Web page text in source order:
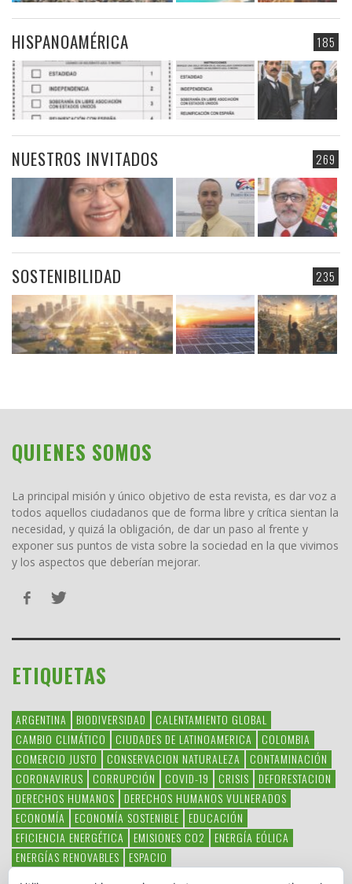
185
HISPANOAMÉRICA
269
NUESTROS INVITADOS
235
SOSTENIBILIDAD
QUIENES SOMOS
La principal misión y único objetivo de esta revista, es dar voz a
todos aquellos ciudadanos que de forma libre y crítica sientan la
necesidad, y quizá la obligación, de dar un paso al frente y
exponer sus puntos de vista sobre la sociedad en la que vivimos
y los aspectos que deberían mejorar.
ETIQUETAS
ARGENTINA BIODIVERSIDAD
CALENTAMIENTO GLOBAL
CAMBIO CLIMÁTICO
CIUDADES DE LATINOAMERICA
COLOMBIA
COMERCIO JUSTO
CONSERVACION NATURALEZA
CONTAMINACIÓN
CORONAVIRUS
CORRUPCIÓN COVID-19 CRISIS
DEFORESTACION
DERECHOS HUMANOS
DERECHOS HUMANOS VULNERADOS
ECONOMÍA
ECONOMÍA SOSTENIBLE
EDUCACIÓN
EFICIENCIA ENERGÉTICA
EMISIONES CO2
ENERGÍA EÓLICA
ENERGÍAS RENOVABLES
ESPACIO